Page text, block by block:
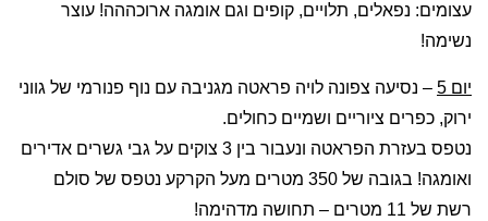
עצומים: נפאלים, תלויים, קופים וגם אומגה ארוכההה! עוצר
נשימה!
יום 5 – נסיעה צפונה לויה פראטה מגניבה עם נוף פנורמי של גווני
ירוק, כפרים ציוריים ושמיים כחולים.
נטפס בעזרת הפראטה ונעבור בין 3 צוקים על גבי גשרים אדירים
ואומגה! בגובה של 350 מטרים מעל הקרקע נטפס של סולם
רשת של 11 מטרים – תחושה מדהימה!